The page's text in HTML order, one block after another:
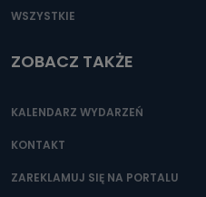
WSZYSTKIE
ZOBACZ TAKŻE
KALENDARZ WYDARZEŃ
KONTAKT
ZAREKLAMUJ SIĘ NA PORTALU